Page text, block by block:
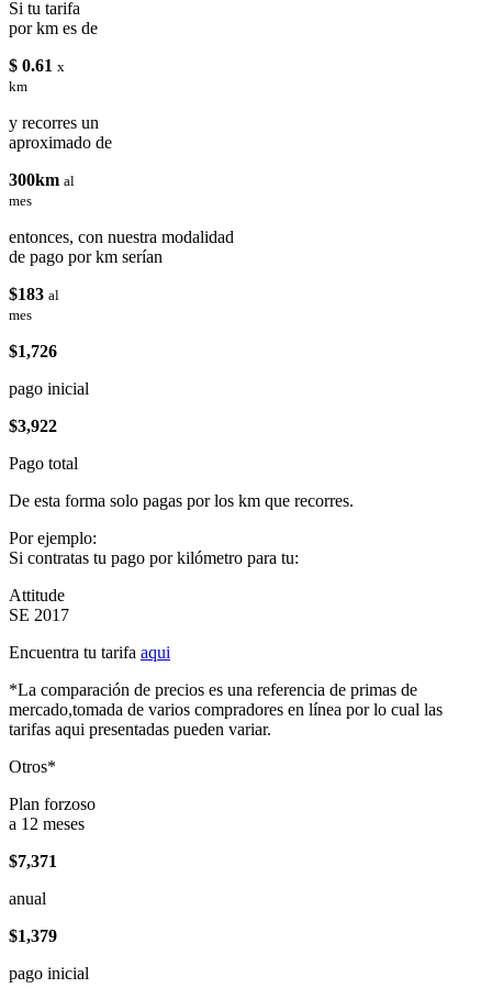
Si tu tarifa
por km es de
$ 0.61 x
km
y recorres un
aproximado de
300km al
mes
entonces, con nuestra modalidad
de pago por km serían
$183 al
mes
$1,726
pago inicial
$3,922
Pago total
De esta forma solo pagas por los km que recorres.
Por ejemplo:
Si contratas tu pago por kilómetro para tu:
Attitude
SE 2017
Encuentra tu tarifa aqui
*La comparación de precios es una referencia de primas de
mercado,tomada de varios compradores en línea por lo cual las
tarifas aqui presentadas pueden variar.
Otros*
Plan forzoso
a 12 meses
$7,371
anual
$1,379
pago inicial